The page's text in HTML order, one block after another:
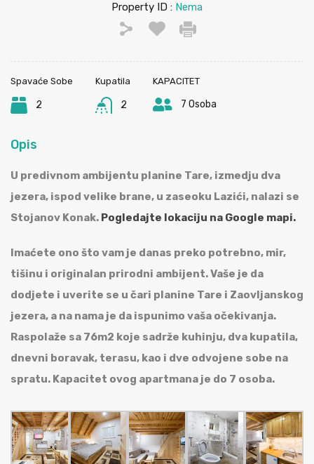
Property ID : Nema
Spavaće Sobe
2
Kupatila
2
KAPACITET
7 Osoba
Opis
U predivnom ambijentu planine Tare, izmedju dva
jezera, ispod velike brane, u zaseoku Lazići, nalazi se
Stojanov Konak. Pogledajte lokaciju na Google mapi.
Imaćete ono što vam je danas preko potrebno, mir,
tišinu i originalan prirodni ambijent. Vaše je da
dodjete i uverite se u čari planine Tare i Zaovljanskog
jezera, a na nama je da ispunimo vaša očekivanja.
Raspolaže sa 76m2 koje sadrže kuhinju, dva kupatila,
dnevni boravak, terasu, kao i dve odvojene sobe na
spratu. Kapacitet ovog apartmana je do 7 osoba.